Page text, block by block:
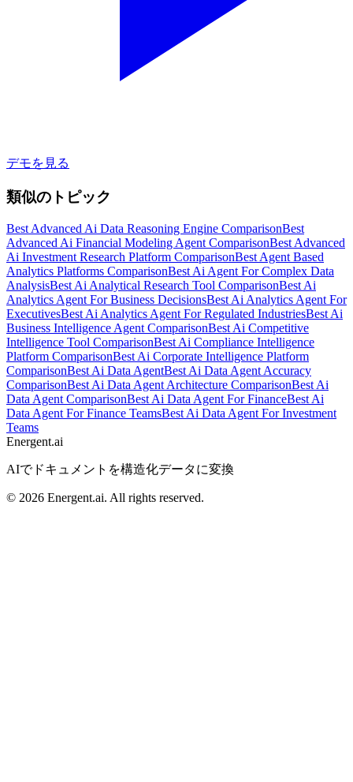
デモを見る
類似のトピック
Best Advanced Ai Data Reasoning Engine ComparisonBest
Advanced Ai Financial Modeling Agent ComparisonBest Advanced
Ai Investment Research Platform ComparisonBest Agent Based
Analytics Platforms ComparisonBest Ai Agent For Complex Data
AnalysisBest Ai Analytical Research Tool ComparisonBest Ai
Analytics Agent For Business DecisionsBest Ai Analytics Agent For
ExecutivesBest Ai Analytics Agent For Regulated IndustriesBest Ai
Business Intelligence Agent ComparisonBest Ai Competitive
Intelligence Tool ComparisonBest Ai Compliance Intelligence
Platform ComparisonBest Ai Corporate Intelligence Platform
ComparisonBest Ai Data AgentBest Ai Data Agent Accuracy
ComparisonBest Ai Data Agent Architecture ComparisonBest Ai
Data Agent ComparisonBest Ai Data Agent For FinanceBest Ai
Data Agent For Finance TeamsBest Ai Data Agent For Investment
Teams
Energent.ai
AIでドキュメントを構造化データに変換
© 2026 Energent.ai. All rights reserved.